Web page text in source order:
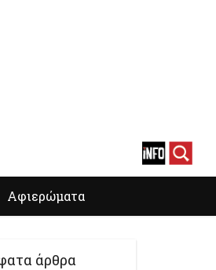
Αφιερώματα
άρθρα